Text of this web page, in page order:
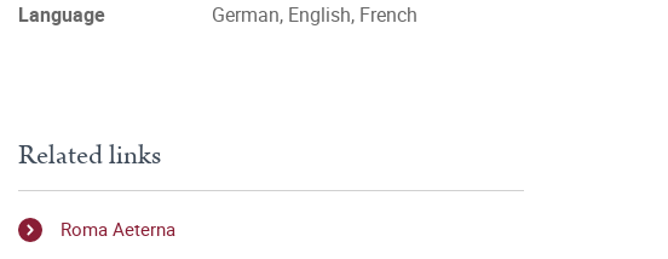
Language
German, English, French
Related links
Roma Aeterna